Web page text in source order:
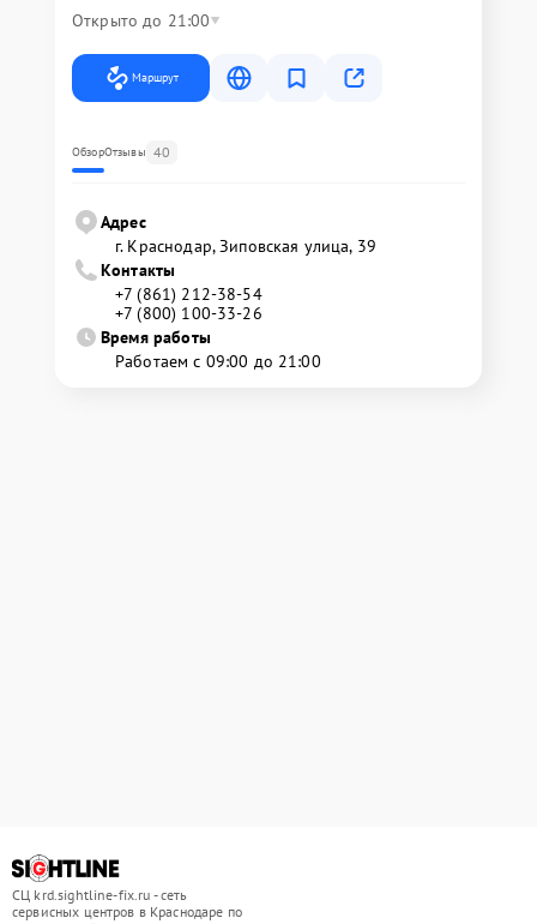
Открыто до 21:00
Маршрут
ОбзорОтзывы 40
Адрес
г. Краснодар, Зиповская улица, 39
Контакты
+7 (861) 212-38-54
+7 (800) 100-33-26
Время работы
Работаем с 09:00 до 21:00
СЦ krd.sightline-fix.ru - сеть
сервисных центров в Краснодаре по